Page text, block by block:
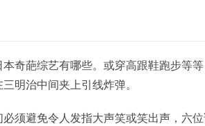
奇葩综艺有哪些。或穿高跟鞋跑步等
明治中间夹上引线炸弹。
须避免令人发指大声笑或笑出声，六